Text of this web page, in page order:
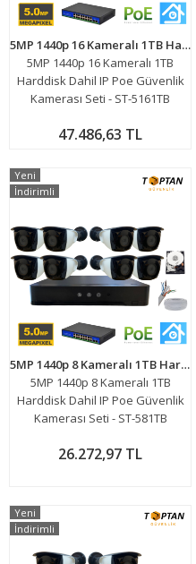
5MP 1440p 16 Kameralı 1TB Harddisk Dahil IP Poe Güvenlik Kamerası Seti - ST-5161TB
5MP 1440p 16 Kameralı 1TB
Harddisk Dahil IP Poe Güvenlik
Kamerası Seti - ST-5161TB
47.486,63 TL
5MP 1440p 8 Kameralı 1TB Harddisk Dahil IP Poe Güvenlik Kamerası Seti - ST-581TB
5MP 1440p 8 Kameralı 1TB
Harddisk Dahil IP Poe Güvenlik
Kamerası Seti - ST-581TB
26.272,97 TL
Yeni
İndirimli
Yeni
İndirimli